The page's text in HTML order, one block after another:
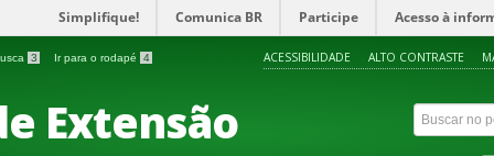
Simplifique! Comunica BR Participe Acesso à
3 Ir para o rodapé 4 ACESSIBILIDADE ALTO CONTRASTE
Extensão